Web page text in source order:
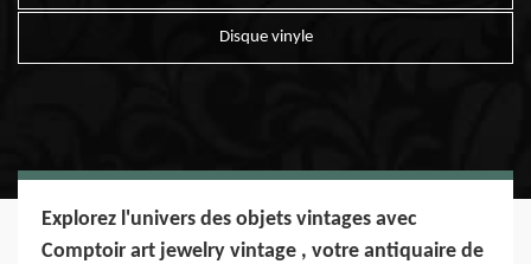
Disque vinyle
Explorez l'univers des objets vintages avec
Comptoir art jewelry vintage , votre antiquaire de